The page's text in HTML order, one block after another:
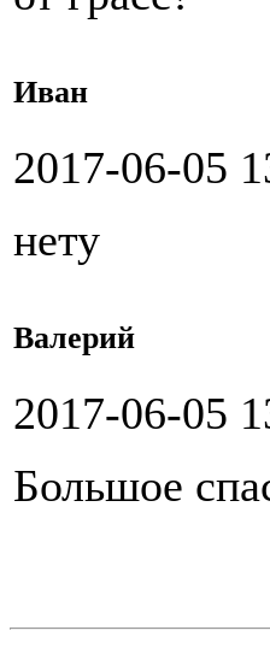
Иван
2017-06-05
нету
Валерий
2017-06-05
Большое